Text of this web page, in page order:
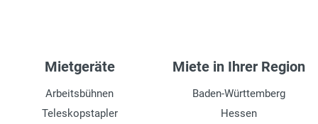
Mietgeräte
Arbeitsbühnen
Teleskopstapler
Miete in Ihrer Region
Baden-Württemberg
Hessen